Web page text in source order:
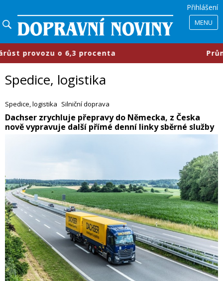
Přihlášení
MENU
​Průmyslové parky se
Spedice, logistika
Spedice, logistika Silniční doprava
​Dachser zrychluje přepravy do Německa, z Česka
nově vypravuje další přímé denní linky sběrné služby